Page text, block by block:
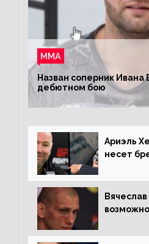
ММА
Назван соперник Ивана
дебютном бою
Ариэль
несет